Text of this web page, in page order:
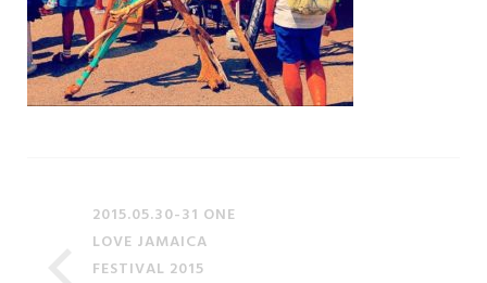
2015.05.30-31 ONE
LOVE JAMAICA
FESTIVAL 2015